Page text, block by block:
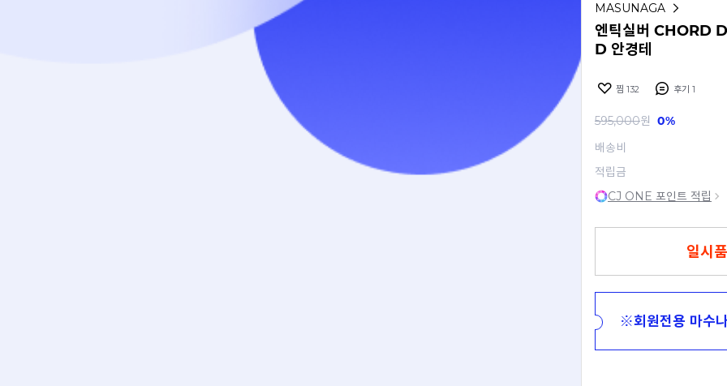
MASUNAGA
엔틱실버 CHORD
D 안경테
찜 132 후기 1
595,000원 0%
배송비
적립금
CJ ONE 포인트 적립
일시
※회원전용 마수